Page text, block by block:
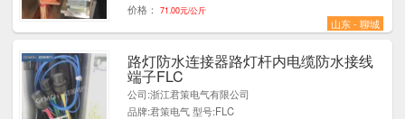
价格：
71.00元/公斤
山东 - 聊城
路灯防水连接器路灯杆内电缆防水接线
端子FLC
公司:浙江君策电气有限公司
品牌:君策电气 型号:FLC
1